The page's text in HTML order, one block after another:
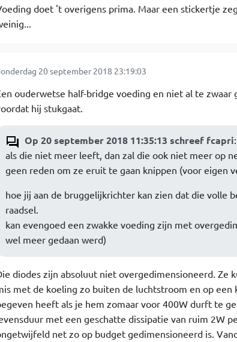
doet 't overigens prima. Maar een stickertje
20 september 2018 23:19:03
ouderwetse half-bridge voeding en niet al te zwaar
hij stukgaat.
Op 20 september 2018 11:35:13 schreef fcapri:
als die niet meer leeft, dan zal die ook niet meer op
geen reden om ze eruit te gaan knippen (voor eigen
hoe jij aan de bruggelijkrichter kan zien dat die volle
raadsel.
kan evengoed een zwakke voeding zijn met
wel meer gedaan werd)
diodes zijn absoluut niet overgedimensioneerd. Ze
met de koeling zo buiten de luchtstroom en op
heeft als je hem zomaar voor 400W durft te
met een geschatte dissipatie van ruim 2W
net zo op budget gedimensioneerd is.